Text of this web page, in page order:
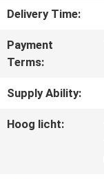
BLOG
VERZOEK
OM EEN
Delivery Time:
Payment
Terms:
Supply Ability:
Hoog licht: